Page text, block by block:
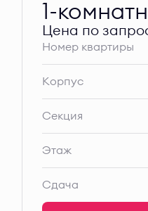
1-
Цена по
Номер квартиры
Корпус
Секция
Этаж
Сдача